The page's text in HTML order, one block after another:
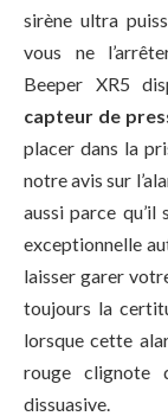
sirène ultra
vous ne
Beeper XR5
capteur de
placer dans la
notre avis sur
aussi parce qu’il
exceptionnelle
laisser garer
toujours la
lorsque cette
rouge clignote
dissuasive.